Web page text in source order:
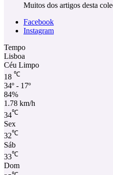
Muitos dos artigos desta
Facebook
Instagram
Tempo
Lisboa
Céu Limpo
18 ℃
34º - 17º
84%
1.78 km/h
34℃
Sex
32℃
Sáb
33℃
Dom